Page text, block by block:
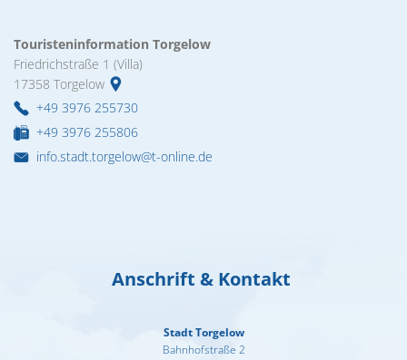
Touristeninformation Torgelow
Friedrichstraße 1 (Villa)
17358 Torgelow
+49 3976 255730
+49 3976 255806
info.stadt.torgelow@t-online.de
Anschrift & Kontakt
Stadt Torgelow
Bahnhofstraße 2